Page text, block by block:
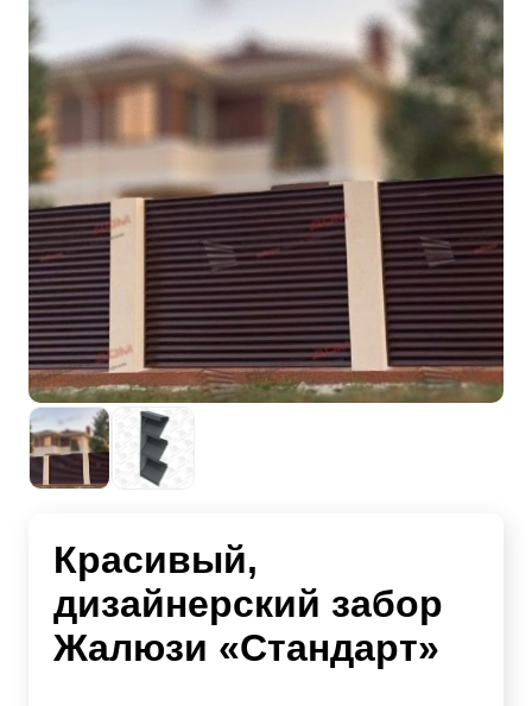
Красивый,
дизайнерский забор
Жалюзи «Стандарт»